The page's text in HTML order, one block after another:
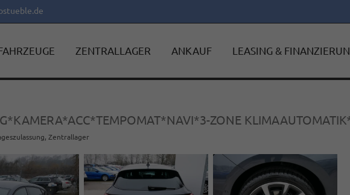
ZENTRALLAGER ANKAUF LEASING &
ZONE
, Zentrallager